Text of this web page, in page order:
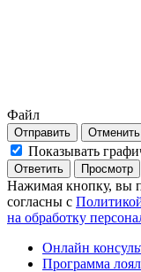
Файл
Отправить Отменить
Показывать
Нажимая кнопку, вы
согласны с
на обработку
Онлайн
Программа